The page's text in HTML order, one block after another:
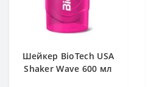
Шейкер BioTech USA
Shaker Wave 600 мл